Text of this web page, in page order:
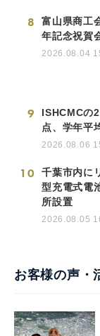
8
富山県商工
年記念祝賀
2026.08.04
9
ISHCMCの
点、学年平
2026.08.06
10
千葉市内に
型充電式電
所設置
2026.08.05
お客様の声・